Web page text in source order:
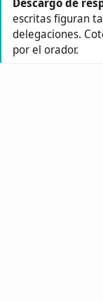
escritas figuran
delegaciones.
por el orador.